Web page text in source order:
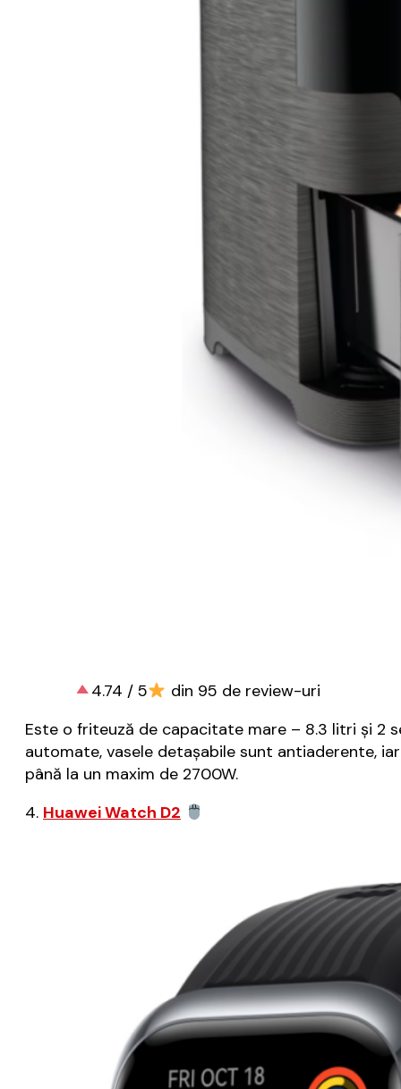
4.74 / 5
din 95 de review-uri
Este o friteuză de capacitate mare – 8.3 litri și 2
automate, vasele detașabile sunt antiaderente,
până la un maxim de 2700W.
4. Huawei Watch D2